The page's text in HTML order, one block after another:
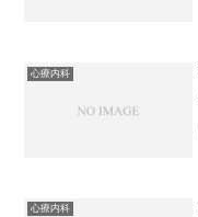
心療内科
心療内科